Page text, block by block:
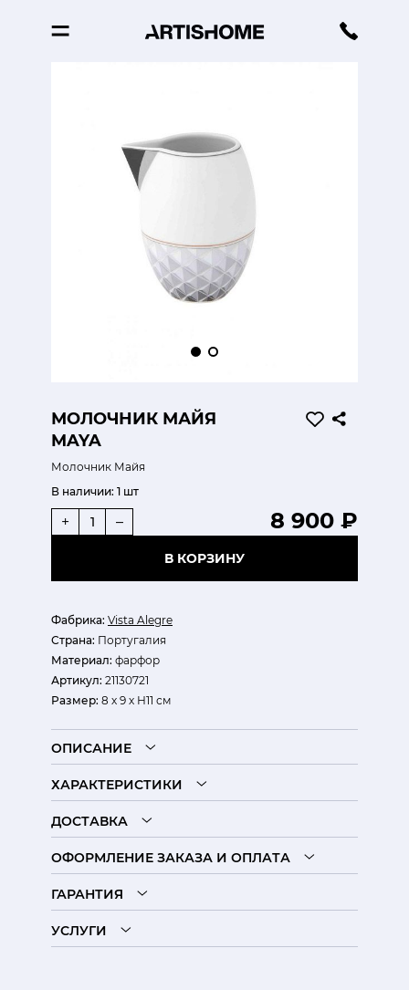
МОЛОЧНИК МАЙЯ
MAYA
Молочник Майя
Фабрика: Vista Alegre
Страна: Португалия
Материал: фарфор
Артикул: 21130721
Размер: 8 х 9 х Н11 см
В наличии: 1 шт
8 900 ₽
+ –
В КОРЗИНУ
ОПИСАНИЕ
ХАРАКТЕРИСТИКИ
ДОСТАВКА
ОФОРМЛЕНИЕ ЗАКАЗА И ОПЛАТА
ГАРАНТИЯ
УСЛУГИ